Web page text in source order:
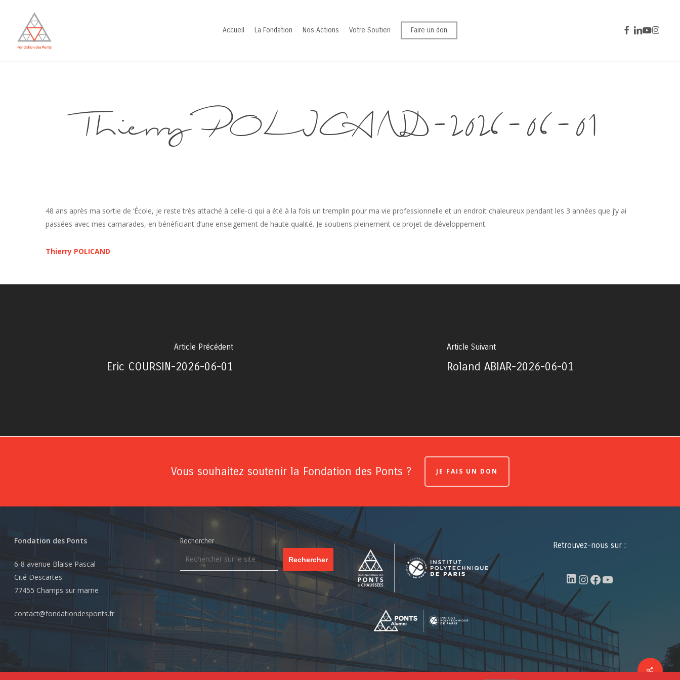
content
Accueil La Fondation Nos Actions Votre Soutien Faire un don facebook
linkedin
youtubeinstagram
Thierry POLICAND-2026-06-01
48 ans après ma sortie de ‘École, je reste très attaché à celle-ci qui a été à la fois un tremplin pour ma vie professionnelle et un endroit chaleureux pendant les 3 années que j’y ai
passées avec mes camarades, en bénéficiant d’une enseigement de haute qualité. Je soutiens pleinement ce projet de développement.
Thierry POLICAND
Article Précédent
Eric COURSIN-2026-06-01
Article Suivant
Roland ABIAR-2026-06-01
Share
Vous souhaitez soutenir la Fondation des Ponts ? JE FAIS UN DON
Fondation des Ponts
6-8 avenue Blaise Pascal
Cité Descartes
77455 Champs sur marne
contact@fondationdesponts.fr
Rechercher
Rechercher
Retrouvez-nous sur :
LinkedIn
Instagram
Facebook